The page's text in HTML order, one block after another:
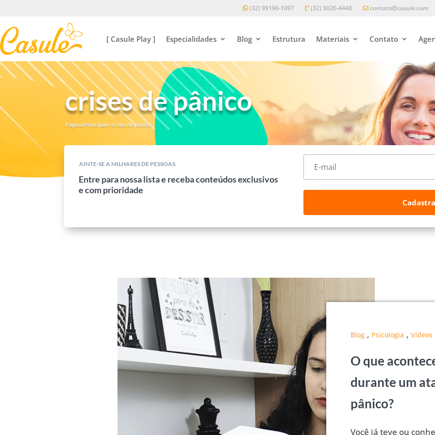
(32) 99196-1097 (32) 3026-4440 contato@casule.com
[ Casule Play ] Especialidades Blog Estrutura Materiais Contato
crises de pânico
Página Principal »crises de pânico
JUNTE-SE A MILHARES DE PESSOAS
Entre para nossa lista e receba conteúdos exclusivos
e com prioridade
Blog , Psicologia , Vídeos
O que
durante um
pânico?
Você já teve ou